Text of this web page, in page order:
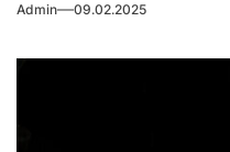
Admin 09.02.2025